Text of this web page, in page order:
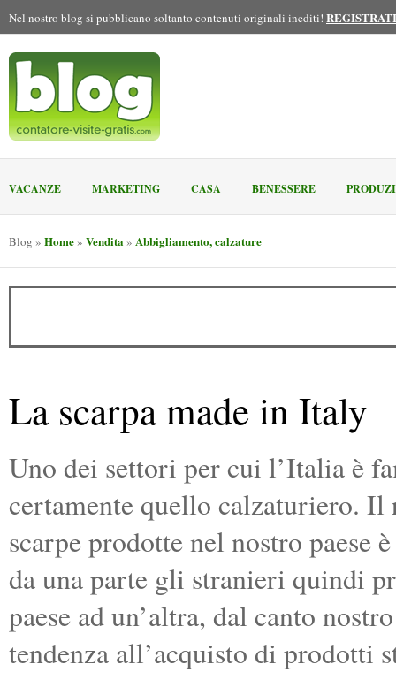
Nel nostro blog si pubblicano soltanto contenuti originali inediti!
VACANZE MARKETING CASA BENESSERE
Blog » Home» Vendita» Abbigliamento, calzature
La scarpa made in Italy
Uno dei settori per cui l’Italia è
certamente quello calzaturiero.
scarpe prodotte nel nostro paese
da una parte gli stranieri quindi
paese ad un’altra, dal canto
tendenza all’acquisto di prodotti